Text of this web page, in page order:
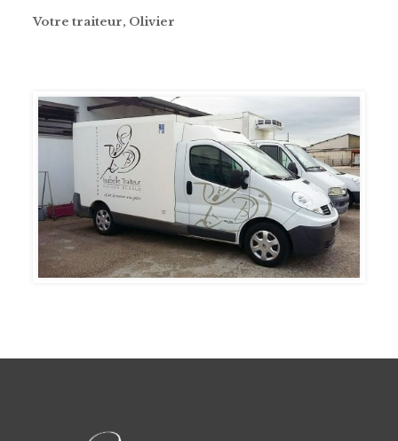
Votre traiteur, Olivier